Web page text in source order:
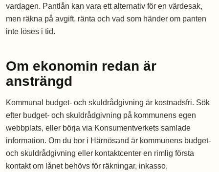
vardagen. Pantlån kan vara ett alternativ för en värdesak,
men räkna på avgift, ränta och vad som händer om panten
inte löses i tid.
Om ekonomin redan är
ansträngd
Kommunal budget- och skuldrådgivning är kostnadsfri. Sök
efter budget- och skuldrådgivning på kommunens egen
webbplats, eller börja via Konsumentverkets samlade
information. Om du bor i Härnösand är kommunens budget-
och skuldrådgivning eller kontaktcenter en rimlig första
kontakt om lånet behövs för räkningar, inkasso,